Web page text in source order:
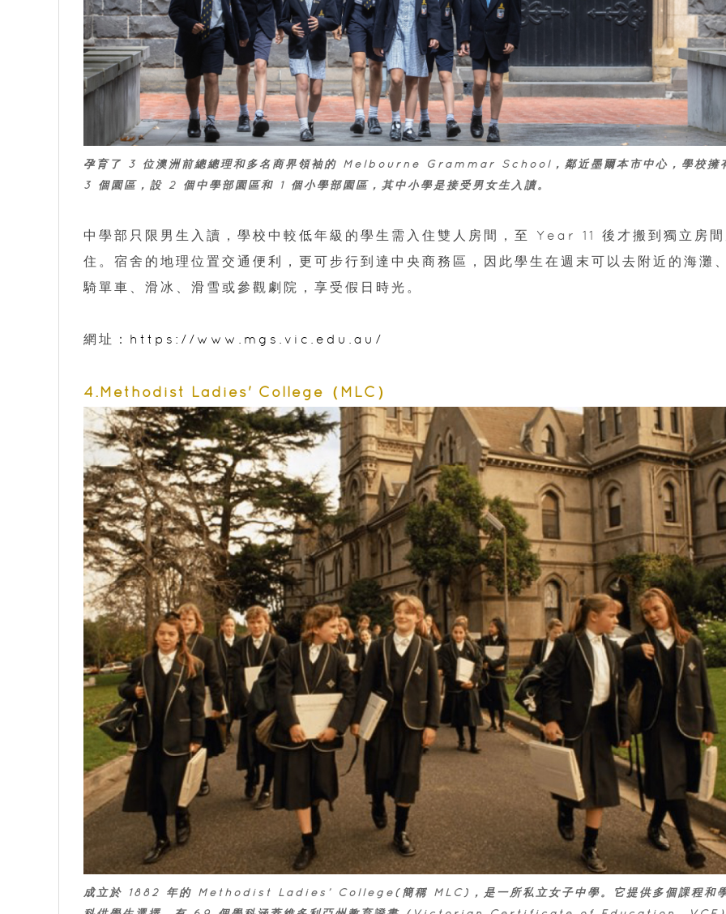
孕育了 3 位澳洲前總總理和多名商界領袖的 Melbourne Grammar School，鄰近墨爾本市中心，學校擁
3 個園區，設 2 個中學部園區和 1 個小學部園區，其中小學是接受男女生入讀。
中學部只限男生入讀，學校中較低年級的學生需入住雙人房間，至 Year 11 後才搬到獨立房
住。宿舍的地理位置交通便利，更可步行到達中央商務區，因此學生在週末可以去附近的海灘
騎單車、滑冰、滑雪或參觀劇院，享受假日時光。
網址： https://www.mgs.vic.edu.au/
4.Methodist Ladies' College（MLC）
成立於 1882 年的 Methodist Ladies’ College(簡稱 MLC)，是一所私立女子中學。它提供多個課程和